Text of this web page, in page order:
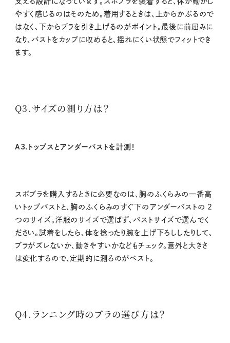
やすく感じるのはそのため。着用するときは、上からかぶるので
はなく、下からブラを引き上げるのがポイント。最後に前屈みに
なり、バストをカップに収めると、揺れにくい状態でフィットでき
ます。
Q3.サイズの測り方は？
A3.トップスとアンダーバストを計測！
スポブラを購入するときに必要なのは、胸のふくらみの一番高
いトップバストと、胸のふくらみのすぐ下のアンダーバストの 2
つのサイズ。洋服のサイズで選ばず、バストサイズで選んでく
ださい。試着をしたら、体を捻ったり腕を上げ下ろししたりして、
ブラがズレないか、動きやすいかなどもチェック。意外と大きさ
は変化するので、定期的に測るのがベスト。
Q4.ランニング時のブラの選び方は？